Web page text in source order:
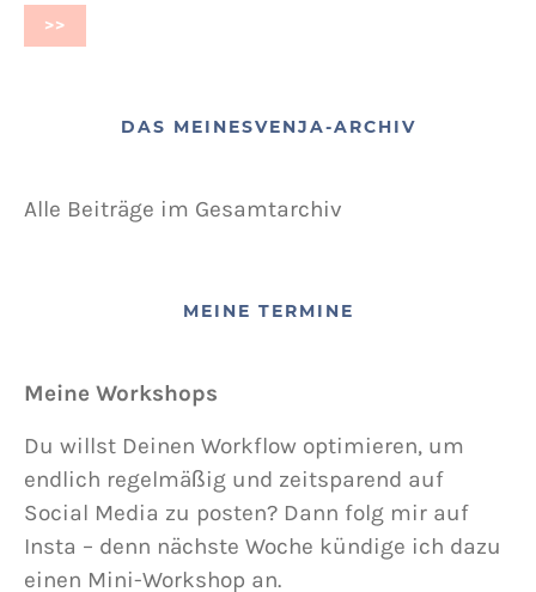
DAS MEINESVENJA-ARCHIV
Alle Beiträge im Gesamtarchiv
MEINE TERMINE
Meine Workshops
Du willst Deinen Workflow optimieren, um
endlich regelmäßig und zeitsparend auf
Social Media zu posten? Dann folg mir auf
Insta – denn nächste Woche kündige ich dazu
einen Mini-Workshop an.